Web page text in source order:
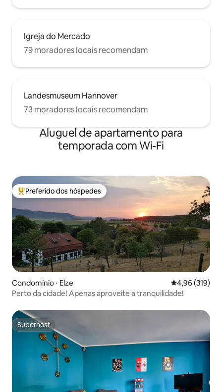
Igreja do Mercado
79 moradores locais recomendam
Landesmuseum Hannover
73 moradores locais recomendam
Aluguel de apartamento para
temporada com Wi-Fi
Entre os melhores preferidos dos hóspedes
Preferido dos hóspedes
Condomínio ⋅ Elze 4,96 de uma
4,96 (319)
Perto da cidade! Apenas aproveite a tranquilidade!
Superhost
Superhost